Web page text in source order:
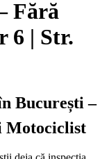
Fără
6 | Str.
București –
Motociclist